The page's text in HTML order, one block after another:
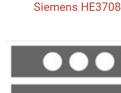
Siemens